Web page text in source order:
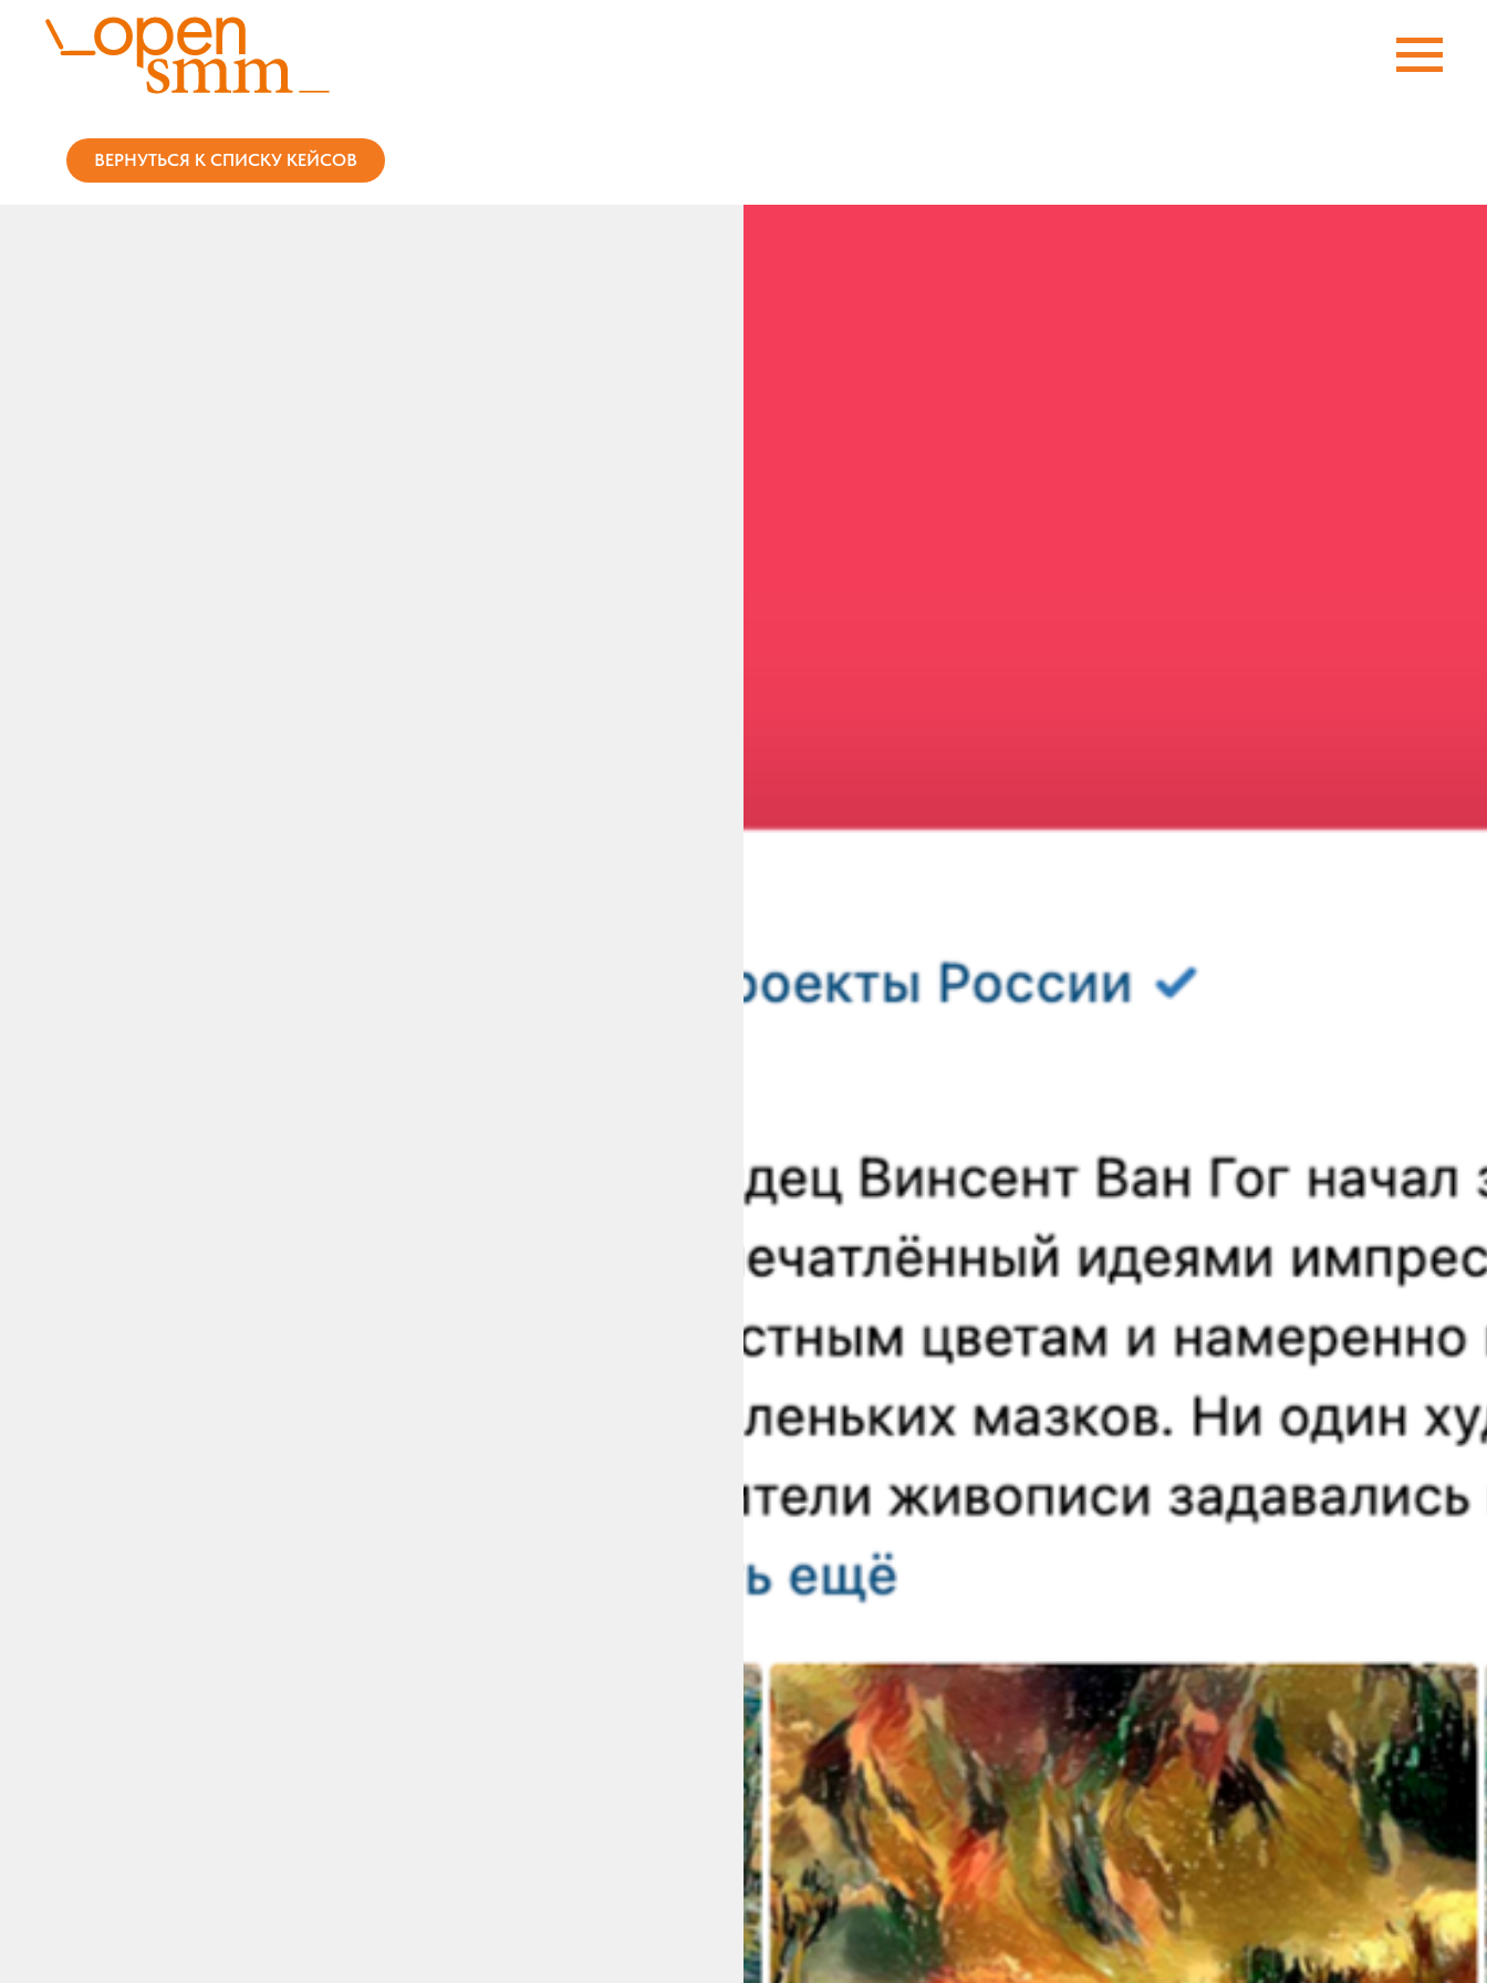
ВЕРНУТЬСЯ К СПИСКУ КЕЙСОВ